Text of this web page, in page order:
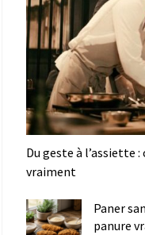
Du geste à l’assiette
vraiment
Paner
panure